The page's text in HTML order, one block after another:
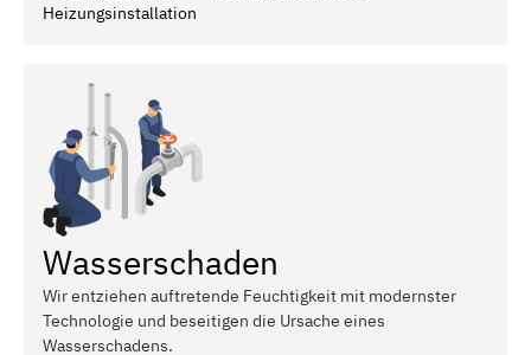
Heizungsinstallation
Wasserschaden
Wir entziehen auftretende Feuchtigkeit mit modernster
Technologie und beseitigen die Ursache eines
Wasserschadens.